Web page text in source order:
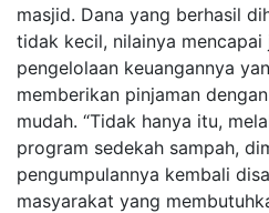
masjid. Dana yang berhasil
tidak kecil, nilainya mencapai
pengelolaan keuangannya
memberikan pinjaman
mudah. “Tidak hanya itu,
program sedekah sampah,
pengumpulannya kembali
masyarakat yang